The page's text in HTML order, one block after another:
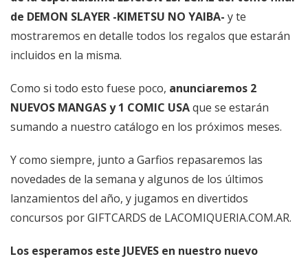
de DEMON SLAYER -KIMETSU NO YAIBA- y te
mostraremos en detalle todos los regalos que estarán
incluidos en la misma.
Como si todo esto fuese poco, anunciaremos 2
NUEVOS MANGAS y 1 COMIC USAque se estarán
sumando a nuestro catálogo en los próximos meses.
Y como siempre, junto a Garfios repasaremos las
novedades de la semana y algunos de los últimos
lanzamientos del año, y jugamos en divertidos
concursos por GIFTCARDS de LACOMIQUERIA.COM.AR.
Los esperamos este JUEVES en nuestro nuevo